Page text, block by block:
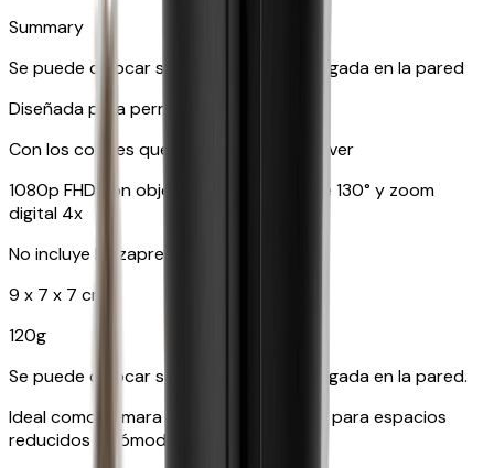
Summary
Se puede colocar sobre una mesa o colgada en la pared
Diseñada para perros y gatos
Con los colores que tu mascota puede ver
1080p FHD con objetivo gran angular de 130° y zoom
digital 4x
No incluye lanzapremios
9 x 7 x 7 cm
120g
Se puede colocar sobre una mesa o colgada en la pared.
Ideal como cámara adicional, adecuada para espacios
reducidos y cómoda para viajar.